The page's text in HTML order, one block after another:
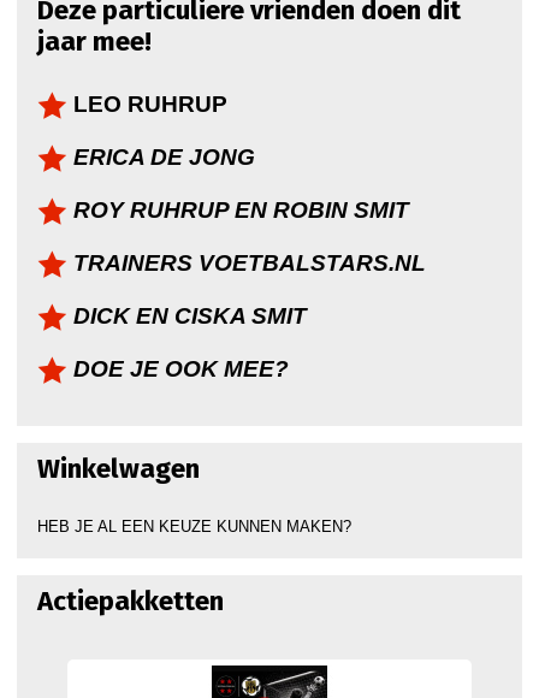
Deze particuliere vrienden doen dit
jaar mee!
LEO RUHRUP
ERICA DE JONG
ROY RUHRUP EN ROBIN SMIT
TRAINERS VOETBALSTARS.NL
DICK EN CISKA SMIT
DOE JE OOK MEE?
Winkelwagen
HEB JE AL EEN KEUZE KUNNEN MAKEN?
Actiepakketten